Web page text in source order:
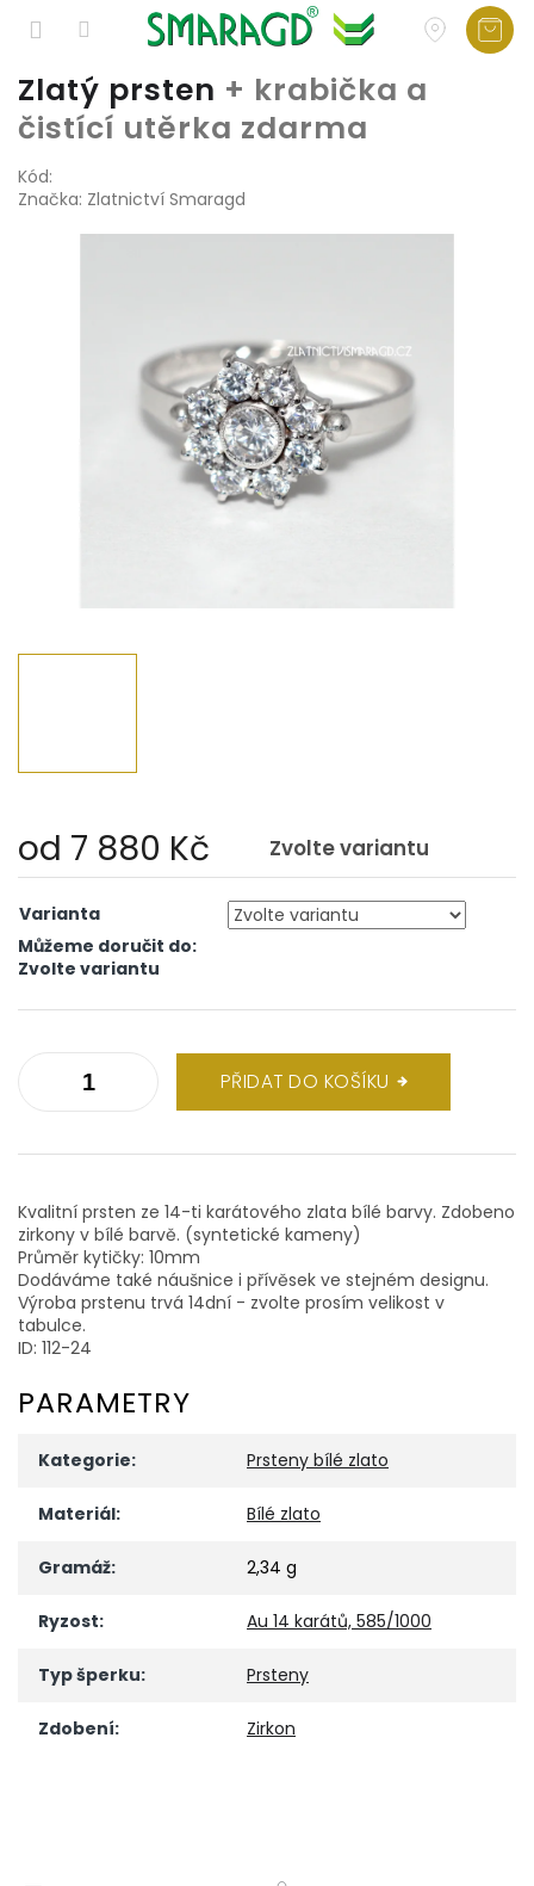
Přejít
na
obsah
Zlatý prsten + krabička a
čistící utěrka zdarma
Kód:
Značka: Zlatnictví Smaragd
od 7 880 Kč Zvolte variantu
cena:
Varianta
Můžeme doručit do:
Zvolte variantu
PŘIDAT DO KOŠÍKU
Kvalitní prsten ze 14-ti karátového zlata bílé barvy. Zdobeno
zirkony v bílé barvě. (syntetické kameny)
Průměr kytičky: 10mm
Dodáváme také náušnice i přívěsek ve stejném designu.
Výroba prstenu trvá 14dní - zvolte prosím velikost v
tabulce.
ID: 112-24
PARAMETRY
Kategorie: Prsteny bílé zlato
Materiál: Bílé zlato
Gramáž: 2,34 g
Ryzost: Au 14 karátů, 585/1000
Typ šperku: Prsteny
Zdobení: Zirkon